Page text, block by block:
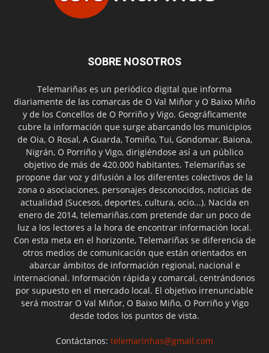
SOBRE NOSOTROS
Telemariñas es un periódico digital que informa
diariamente de las comarcas de O Val Miñor y O Baixo Miño
y de los Concellos de O Porriño y Vigo. Geográficamente
cubre la información que surge abarcando los municipios
de Oia, O Rosal, A Guarda, Tomiño, Tui, Gondomar, Baiona,
Nigrán, O Porriño y Vigo, dirigiéndose así a un público
objetivo de más de 420.000 habitantes. Telemariñas se
propone dar voz y difusión a los diferentes colectivos de la
zona o asociaciones, personajes desconocidos, noticias de
actualidad (Sucesos, deportes, cultura, ocio...). Nacida en
enero de 2014, telemariñas.com pretende dar un poco de
luz a los lectores a la hora de encontrar información local.
Con esta meta en el horizonte, Telemariñas se diferencia de
otros medios de comunicación que están orientados en
abarcar ámbitos de información regional, nacional e
internacional. Información rápida y comarcal, centrándonos
por supuesto en el mercado local. El objetivo irrenunciable
será mostrar O Val Miñor, O Baixo Miño, O Porriño y Vigo
desde todos los puntos de vista.
Contáctanos: telemarinhas@gmail.com